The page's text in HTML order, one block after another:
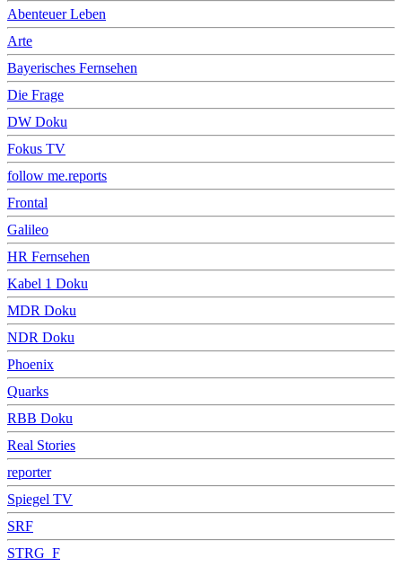
Abenteuer Leben
Arte
Bayerisches Fernsehen
Die Frage
DW Doku
Fokus TV
follow me.reports
Frontal
Galileo
HR Fernsehen
Kabel 1 Doku
MDR Doku
NDR Doku
Phoenix
Quarks
RBB Doku
Real Stories
reporter
Spiegel TV
SRF
STRG_F